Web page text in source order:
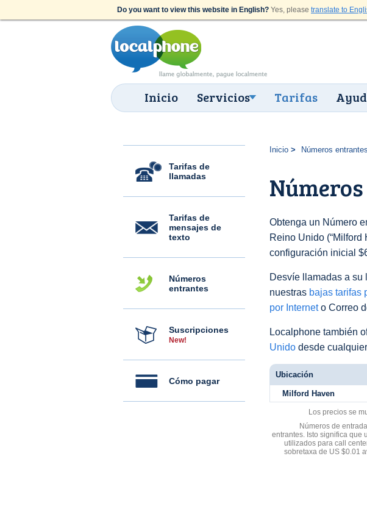
Do you want to view this website in English? Yes, please translate to
Inicio Servicios Tarifas
Tarifas de
llamadas
Tarifas de
mensajes de
texto
Números
entrantes
Suscripciones
New!
Cómo pagar
Inicio Números entrantes
Obtenga un Número
Reino Unido (“Milford
configuración inicial
Desvíe llamadas a su
nuestras bajas tarifas
por Interneto Correo
Localphone también
Unido desde
Ubicación
Milford Haven
Los precios se
Números de
entrantes. Isto significa que
utilizados para call
sobretaxa de US $0.01